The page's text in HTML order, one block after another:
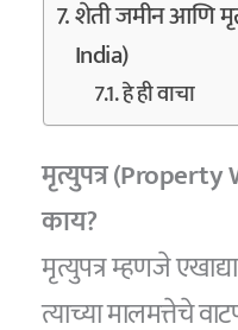
शेती जमीन आणि
India)
हे ही वाचा
मृत्युपत्र
काय?
मृत्युपत्र म्हणजे
त्याच्या मालमत्तेचे